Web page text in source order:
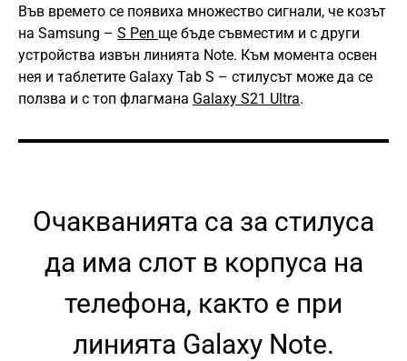
Във времето се появиха множество сигнали, че козът
на Samsung – S Pen ще бъде съвместим и с други
устройства извън линията Note. Към момента освен
нея и таблетите Galaxy Tab S – стилусът може да се
ползва и с топ флагмана Galaxy S21 Ultra.
Очакванията са за стилуса
да има слот в корпуса на
телефона, както е при
линията Galaxy Note.